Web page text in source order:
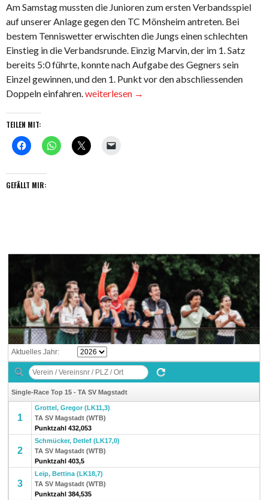
Am Samstag mussten die Junioren zum ersten Verbandsspiel
auf unserer Anlage gegen den TC Mönsheim antreten. Bei
bestem Tenniswetter erwischten die Jungs einen schlechten
Einstieg in die Verbandsrunde. Einzig Marvin, der im 1. Satz
bereits 5:0 führte, konnte nach Aufgabe des Gegners sein
Einzel gewinnen, und den 1. Punkt vor den abschliessenden
Doppeln einfahren. „Junioren
TC
Mönsheim“
weiterlesen →
TEILEN MIT:
GEFÄLLT MIR: